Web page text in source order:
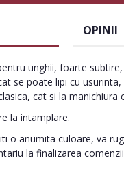
OPINII
unghii, foarte
se poate lipi cu
cat si la manichiura
la intamplare.
o anumita culoare, va
la finalizarea